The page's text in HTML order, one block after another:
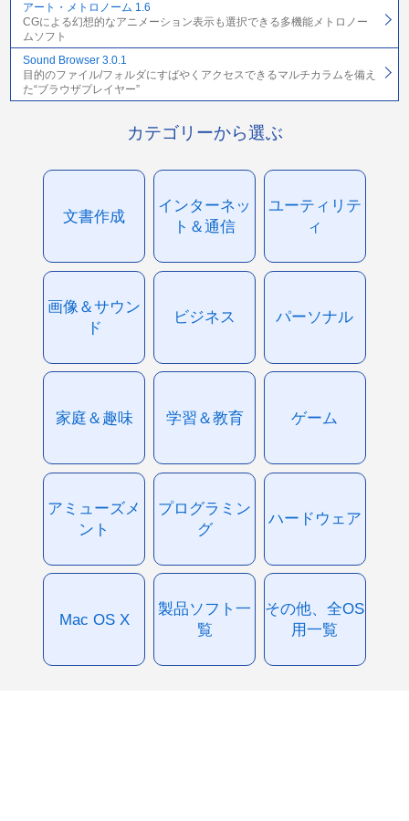
アート・メトロノーム 1.6
CGによる幻想的なアニメーション表示も選択できる多機能メトロノー
ムソフト
Sound Browser 3.0.1
目的のファイル/フォルダにすばやくアクセスできるマルチカラムを備え
た“ブラウザプレイヤー”
カテゴリーから選ぶ
文書作成
インターネッ
ト＆通信
ユーティリテ
ィ
画像＆サウン
ド
ビジネス パーソナル
家庭＆趣味 学習＆教育 ゲーム
アミューズメ
ント
プログラミン
グ
ハードウェア
Mac OS X
製品ソフト一
覧
その他、全OS
用一覧